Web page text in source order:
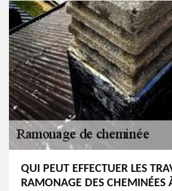
QUI PEUT EFFECTUER LES
RAMONAGE DES CHEMINÉES